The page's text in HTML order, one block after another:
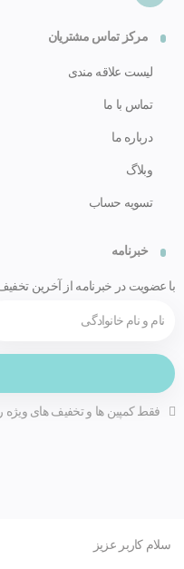
مرکز تماس مشتریان
لیست علاقه مندی
تماس با ما
درباره ما
وبلاگ
تسویه حساب
خبرنامه
با عضویت در خبرنامه از آخرین
فقط کمپین ها و تخفیف های ویژه
سلام کاربر عزیز
مقالات